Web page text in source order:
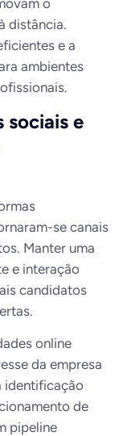
o
distância.
e a
ambientes
sociais e
se canais
Manter uma
e interação
candidatos
online
da empresa
identificação
de
pipeline